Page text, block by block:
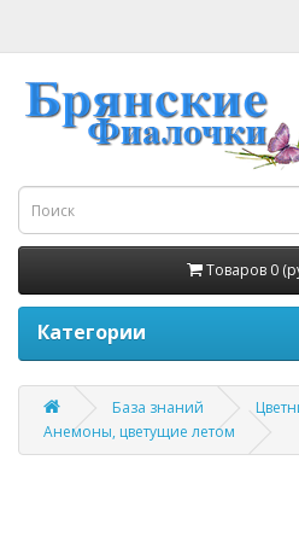
Товаров 0
Категории
База знаний
Анемоны, цветущие летом